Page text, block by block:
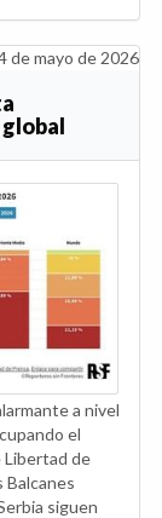
de mayo de 2026
a nivel
el
Libertad de
Balcanes
siguen